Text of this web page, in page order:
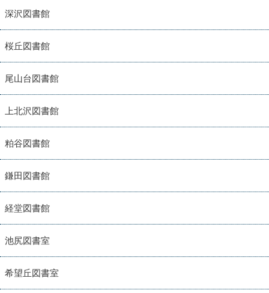
深沢図書館
桜丘図書館
尾山台図書館
上北沢図書館
粕谷図書館
鎌田図書館
経堂図書館
池尻図書室
希望丘図書室